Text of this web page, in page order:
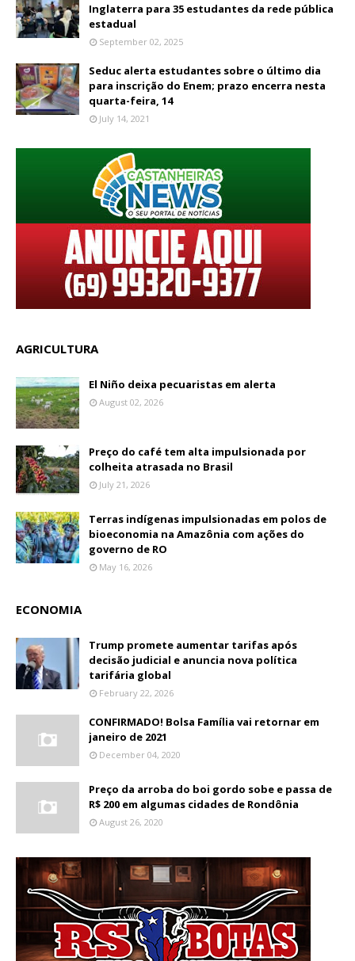
Inglaterra para 35 estudantes da rede pública
estadual
September 02, 2025
Seduc alerta estudantes sobre o último dia
para inscrição do Enem; prazo encerra nesta
quarta-feira, 14
July 14, 2021
AGRICULTURA
El Niño deixa pecuaristas em alerta
August 02, 2026
Preço do café tem alta impulsionada por
colheita atrasada no Brasil
July 21, 2026
Terras indígenas impulsionadas em polos de
bioeconomia na Amazônia com ações do
governo de RO
May 16, 2026
ECONOMIA
Trump promete aumentar tarifas após
decisão judicial e anuncia nova política
tarifária global
February 22, 2026
CONFIRMADO! Bolsa Família vai retornar em
janeiro de 2021
December 04, 2020
Preço da arroba do boi gordo sobe e passa de
R$ 200 em algumas cidades de Rondônia
August 26, 2020